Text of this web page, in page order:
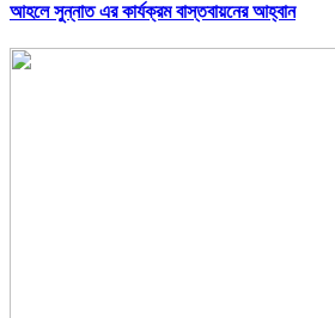
আহলে সুন্নাত এর কার্যক্রম বাস্তবায়নের আহ্বান